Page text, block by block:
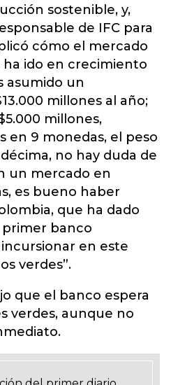
sostenible, y,
de IFC para
cómo el mercado
ha ido en crecimiento
asumido un
millones al año;
millones,
en 9 monedas, el peso
no hay duda de
un mercado en
es bueno haber
que ha dado
banco
en este
verdes”.
que el banco espera
verdes, aunque no